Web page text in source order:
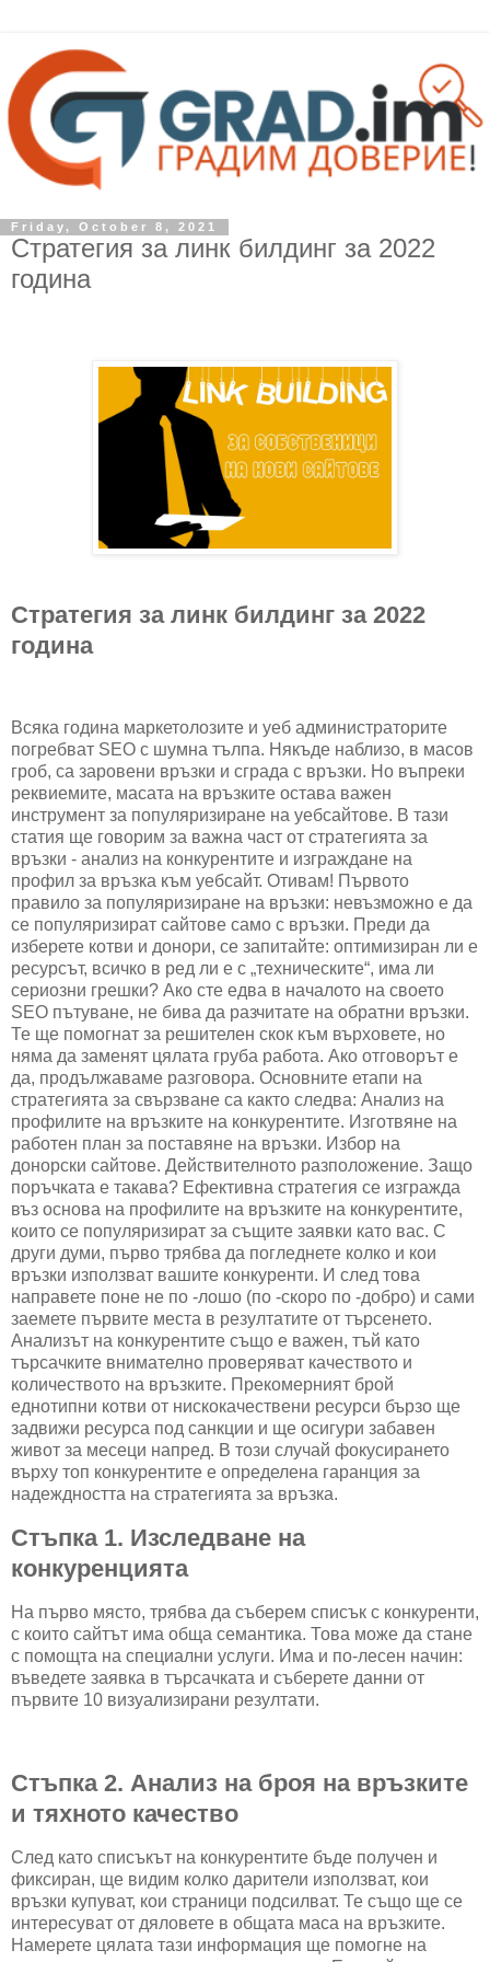
Friday, October 8, 2021
Стратегия за линк билдинг за 2022
година
Стратегия за линк билдинг за 2022
година
Всяка година маркетолозите и уеб администраторите
погребват SEO с шумна тълпа. Някъде наблизо, в масов
гроб, са заровени връзки и сграда с връзки. Но въпреки
реквиемите, масата на връзките остава важен
инструмент за популяризиране на уебсайтове. В тази
статия ще говорим за важна част от стратегията за
връзки - анализ на конкурентите и изграждане на
профил за връзка към уебсайт. Отивам! Първото
правило за популяризиране на връзки: невъзможно е да
се популяризират сайтове само с връзки. Преди да
изберете котви и донори, се запитайте: оптимизиран ли е
ресурсът, всичко в ред ли е с „техническите“, има ли
сериозни грешки? Ако сте едва в началото на своето
SEO пътуване, не бива да разчитате на обратни връзки.
Те ще помогнат за решителен скок към върховете, но
няма да заменят цялата груба работа. Ако отговорът е
да, продължаваме разговора. Основните етапи на
стратегията за свързване са както следва: Анализ на
профилите на връзките на конкурентите. Изготвяне на
работен план за поставяне на връзки. Избор на
донорски сайтове. Действителното разположение. Защо
поръчката е такава? Ефективна стратегия се изгражда
въз основа на профилите на връзките на конкурентите,
които се популяризират за същите заявки като вас. С
други думи, първо трябва да погледнете колко и кои
връзки използват вашите конкуренти. И след това
направете поне не по -лошо (по -скоро по -добро) и сами
заемете първите места в резултатите от търсенето.
Анализът на конкурентите също е важен, тъй като
търсачките внимателно проверяват качеството и
количеството на връзките. Прекомерният брой
еднотипни котви от нискокачествени ресурси бързо ще
задвижи ресурса под санкции и ще осигури забавен
живот за месеци напред. В този случай фокусирането
върху топ конкурентите е определена гаранция за
надеждността на стратегията за връзка.
Стъпка 1. Изследване на
конкуренцията
На първо място, трябва да съберем списък с конкуренти,
с които сайтът има обща семантика. Това може да стане
с помощта на специални услуги. Има и по-лесен начин:
въведете заявка в търсачката и съберете данни от
първите 10 визуализирани резултати.
Стъпка 2. Анализ на броя на връзките
и тяхното качество
След като списъкът на конкурентите бъде получен и
фиксиран, ще видим колко дарители използват, кои
връзки купуват, кои страници подсилват. Те също ще се
интересуват от дяловете в общата маса на връзките.
Намерете цялата тази информация ще помогне на